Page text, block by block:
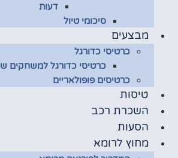
דעות
סיכומי טיול
מבצעים
כרטיסי כדורגל
כרטיסי כדורגל למשחקים
כרטיסים פופולאריים
טיסות
השכרת רכב
הסעות
מחוץ לרומא